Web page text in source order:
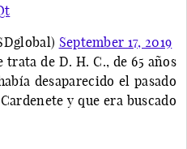
September 17, 2019
de D. H. C., de 65 años
desaparecido el pasado
y que era buscado